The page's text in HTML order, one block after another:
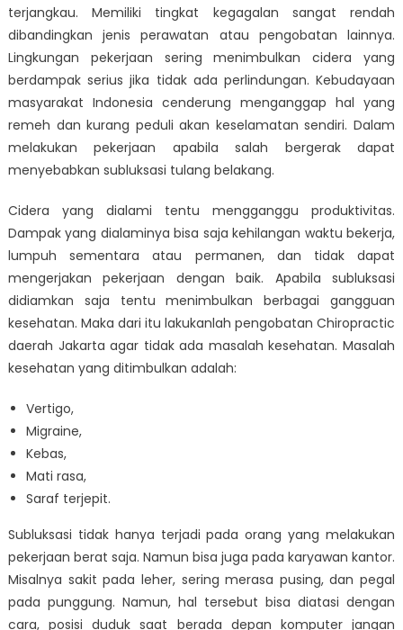
terjangkau. Memiliki tingkat kegagalan sangat rendah
dibandingkan jenis perawatan atau pengobatan lainnya.
Lingkungan pekerjaan sering menimbulkan cidera yang
berdampak serius jika tidak ada perlindungan. Kebudayaan
masyarakat Indonesia cenderung menganggap hal yang
remeh dan kurang peduli akan keselamatan sendiri. Dalam
melakukan pekerjaan apabila salah bergerak dapat
menyebabkan subluksasi tulang belakang.
Cidera yang dialami tentu mengganggu produktivitas.
Dampak yang dialaminya bisa saja kehilangan waktu bekerja,
lumpuh sementara atau permanen, dan tidak dapat
mengerjakan pekerjaan dengan baik. Apabila subluksasi
didiamkan saja tentu menimbulkan berbagai gangguan
kesehatan. Maka dari itu lakukanlah pengobatan Chiropractic
daerah Jakarta agar tidak ada masalah kesehatan. Masalah
kesehatan yang ditimbulkan adalah:
Vertigo,
Migraine,
Kebas,
Mati rasa,
Saraf terjepit.
Subluksasi tidak hanya terjadi pada orang yang melakukan
pekerjaan berat saja. Namun bisa juga pada karyawan kantor.
Misalnya sakit pada leher, sering merasa pusing, dan pegal
pada punggung. Namun, hal tersebut bisa diatasi dengan
cara, posisi duduk saat berada depan komputer jangan